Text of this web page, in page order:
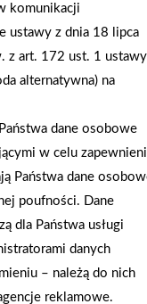
komunikacji
ustawy z dnia 18 lipca
z art. 172 ust. 1 ustawy
alternatywna) na
dane osobowe
w celu
Państwa dane
poufności. Dane
dla Państwa usługi
danych
– należą do nich
reklamowe.